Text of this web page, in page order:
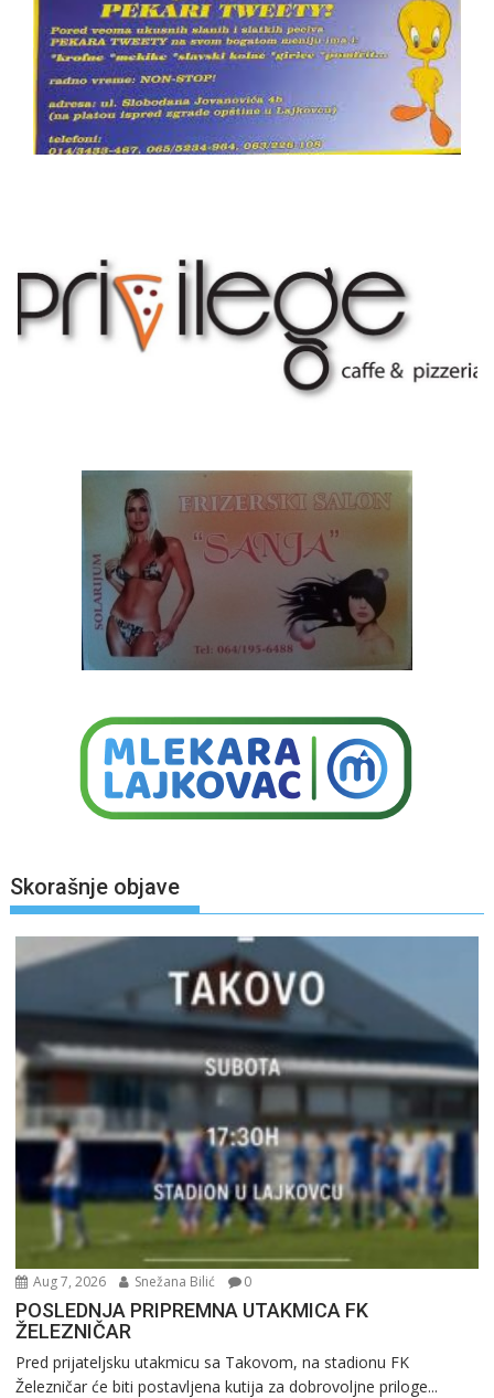
Skorašnje objave
Aug 7, 2026 Snežana Bilić 0
POSLEDNJA PRIPREMNA UTAKMICA FK
ŽELEZNIČAR
Pred prijateljsku utakmicu sa Takovom, na stadionu FK
Železničar će biti postavljena kutija za dobrovoljne priloge...